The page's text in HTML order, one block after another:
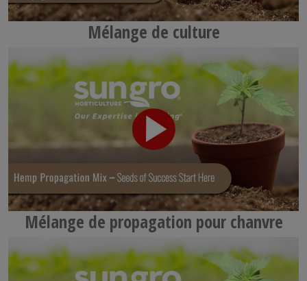
Mélange de culture
Mélange de propagation pour chanvre